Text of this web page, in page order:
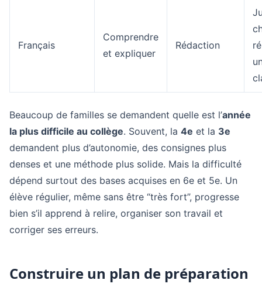
Français
Comprendre
et expliquer
Rédaction
Beaucoup de familles se demandent quelle est l’année
la plus difficile au collège. Souvent, la 4e et la 3e
demandent plus d’autonomie, des consignes plus
denses et une méthode plus solide. Mais la difficulté
dépend surtout des bases acquises en 6e et 5e. Un
élève régulier, même sans être “très fort”, progresse
bien s’il apprend à relire, organiser son travail et
corriger ses erreurs.
Construire un plan de préparation